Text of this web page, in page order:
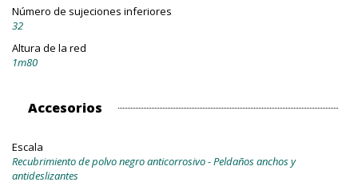
Número de sujeciones inferiores
32
Altura de la red
1m80
Accesorios
Escala
Recubrimiento de polvo negro anticorrosivo - Peldaños anchos y
antideslizantes